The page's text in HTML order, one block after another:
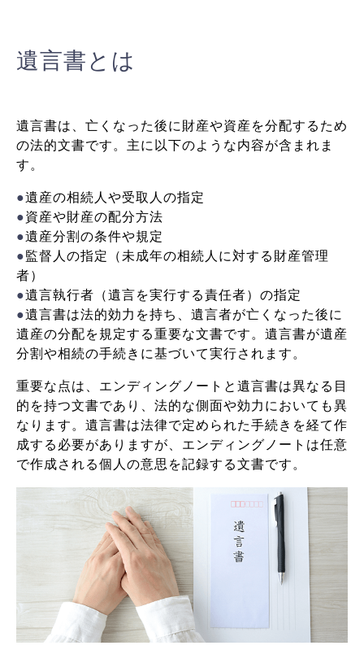
遺言書とは
遺言書は、亡くなった後に財産や資産を分配するため
の法的文書です。主に以下のような内容が含まれま
す。
●遺産の相続人や受取人の指定
●資産や財産の配分方法
●遺産分割の条件や規定
●監督人の指定（未成年の相続人に対する財産管理
者）
●遺言執行者（遺言を実行する責任者）の指定
●遺言書は法的効力を持ち、遺言者が亡くなった後に
遺産の分配を規定する重要な文書です。遺言書が遺産
分割や相続の手続きに基づいて実行されます。
重要な点は、エンディングノートと遺言書は異なる目
的を持つ文書であり、法的な側面や効力においても異
なります。遺言書は法律で定められた手続きを経て作
成する必要がありますが、エンディングノートは任意
で作成される個人の意思を記録する文書です。